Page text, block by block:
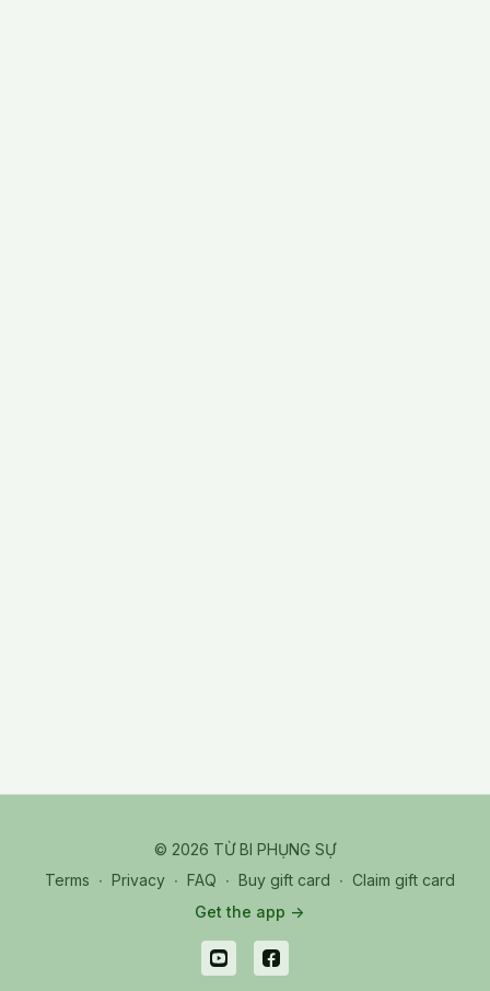
© 2026 TỪ BI PHỤNG SỰ
Terms ∙ Privacy ∙ FAQ ∙ Buy gift card ∙ Claim gift card
Get the app ->